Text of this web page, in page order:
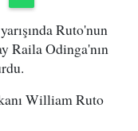
Ruto'nun
Raila Odinga'nın
William Ruto